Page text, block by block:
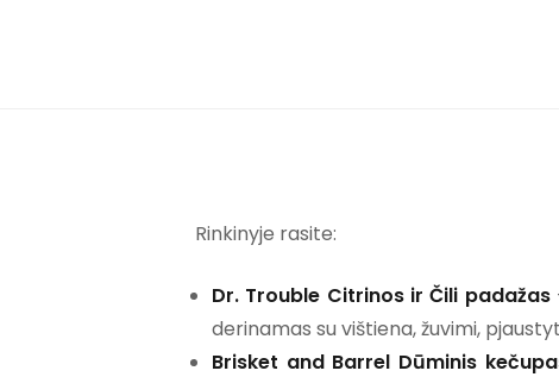
Rinkinyje rasite:
Dr. Trouble Citrinos ir Čili padažas
derinamas su vištiena, žuvimi,
Brisket and Barrel Dūminis